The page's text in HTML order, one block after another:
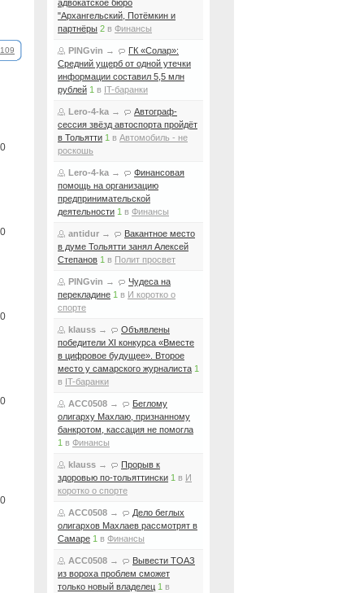
109
0
0
0
0
0
адвокатское бюро
"Архангельский, Потёмкин и
партнёры 2 в Финансы
PINGvin →
ГК «Солар»:
Средний ущерб от одной утечки
информации составил 5,5 млн
рублей 1 в IT-баранки
Lero-4-ka →
Автограф-
сессия звёзд автоспорта пройдёт
в Тольятти 1 в Автомобиль - не
роскошь
Lero-4-ka →
Финансовая
помощь на организацию
предпринимательской
деятельности 1 в Финансы
antidur →
Вакантное место
в думе Тольятти занял Алексей
Степанов 1 в Полит просвет
PINGvin →
Чудеса на
перекладине 1 в И коротко о
спорте
klauss →
Объявлены
победители XI конкурса «Вместе
в цифровое будущее». Второе
место у самарского журналиста 1
в IT-баранки
ACC0508 →
Беглому
олигарху Махлаю, признанному
банкротом, кассация не помогла
1 в Финансы
klauss →
Прорыв к
здоровью по-тольяттински 1 в И
коротко о спорте
ACC0508 →
Дело беглых
олигархов Махлаев рассмотрят в
Самаре 1 в Финансы
ACC0508 →
Вывести ТОАЗ
из вороха проблем сможет
только новый владелец 1 в